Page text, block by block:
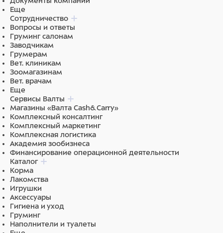
Еще
Сотрудничество
Вопросы и ответы
Груминг салонам
Заводчикам
Грумерам
Вет. клиникам
Зоомагазинам
Вет. врачам
Еще
Сервисы Валты
Магазины «Валта Cash&Carry»
Комплексный консалтинг
Комплексный маркетинг
Комплексная логистика
Академия зообизнеса
Финансирование операционной деятельности
Каталог
Корма
Лакомства
Игрушки
Аксессуары
Гигиена и уход
Груминг
Наполнители и туалеты